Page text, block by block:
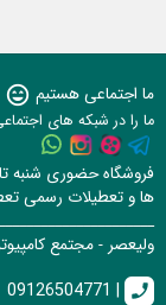
ما اجتماعی هستیم sentiment_very_satisfied
ما را در شبکه های
ها و تعطیلات رسمی
ولیعصر - مجتمع
call
09126504771 |